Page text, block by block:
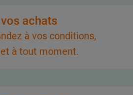
achats
à vos conditions,
à tout moment.